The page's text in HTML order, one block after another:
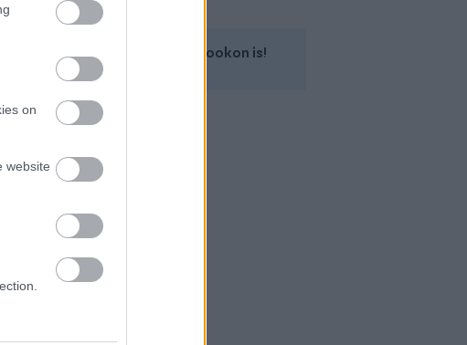
on
website
Kövess minket a Facebookon is!